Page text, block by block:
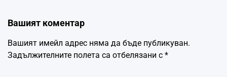
Вашият коментар
Вашият имейл адрес няма да бъде публикуван.
Задължителните полета са отбелязани с *